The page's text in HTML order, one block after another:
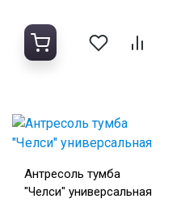
Антресоль тумба
"Челси" универсальная